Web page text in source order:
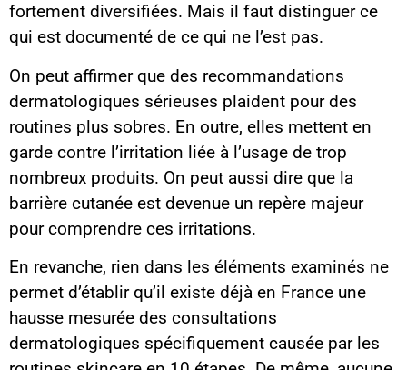
fortement diversifiées. Mais il faut distinguer ce
qui est documenté de ce qui ne l’est pas.
On peut affirmer que des recommandations
dermatologiques sérieuses plaident pour des
routines plus sobres. En outre, elles mettent en
garde contre l’irritation liée à l’usage de trop
nombreux produits. On peut aussi dire que la
barrière cutanée est devenue un repère majeur
pour comprendre ces irritations.
En revanche, rien dans les éléments examinés ne
permet d’établir qu’il existe déjà en France une
hausse mesurée des consultations
dermatologiques spécifiquement causée par les